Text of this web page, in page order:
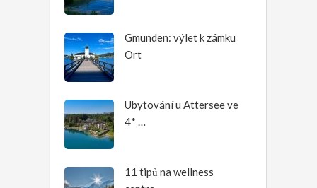
Gmunden: výlet k zámku
Ort
Ubytování u Attersee ve
4* …
11 tipů na wellness